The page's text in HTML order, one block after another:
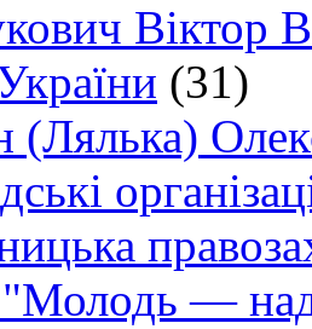
Віктор
(31)
(Лялька)
—